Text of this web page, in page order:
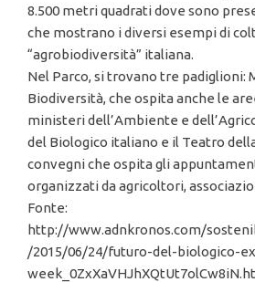
8.500 metri quadrati dove sono
che mostrano i diversi esempi di
“agrobiodiversità” italiana.
Nel Parco, si trovano tre padiglioni:
Biodiversità, che ospita anche le
ministeri dell’Ambiente e
del Biologico italiano e il Teatro
convegni che ospita gli
organizzati da agricoltori,
Fonte:
http://www.adnkronos.com/
/2015/06/24/futuro-del-biologico-